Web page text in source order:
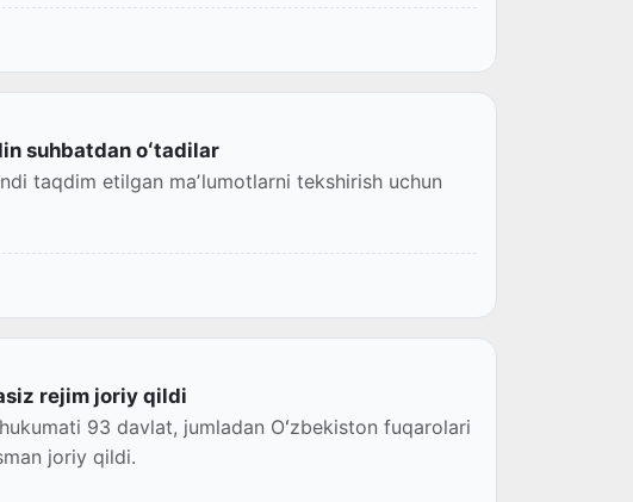
suhbatdan oʻtadilar
taqdim etilgan maʼlumotlarni tekshirish uchun
rejim joriy qildi
93 davlat, jumladan Oʻzbekiston fuqarolari
joriy qildi.